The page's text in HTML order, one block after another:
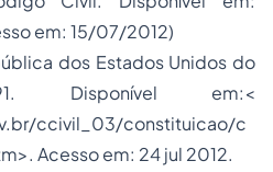
em: 15/07/2012)
dos Estados Unidos do
Disponível em:<
ccivil_03/constituicao/c
Acesso em: 24 jul 2012.